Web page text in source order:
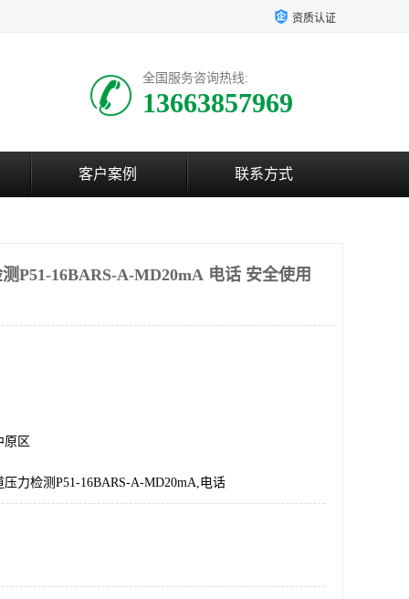
资质认证
全国服务咨询热线:
13663857969
客户案例 联系方式
P51-16BARS-A-MD20mA 电话 安全使用
原区
力检测P51-16BARS-A-MD20mA,电话